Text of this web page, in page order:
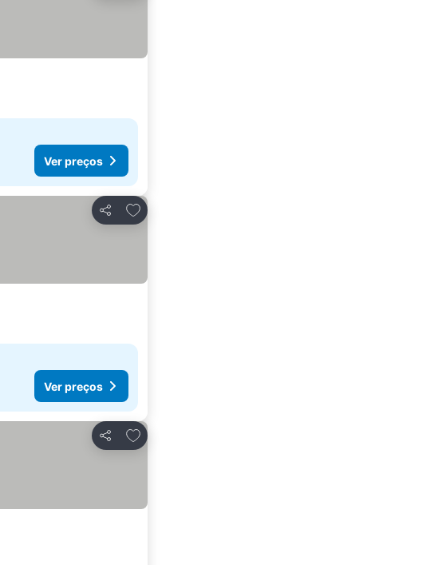
Ver preços
Partilhar
Adicionar aos favoritos
Ver preços
Partilhar
Adicionar aos favoritos